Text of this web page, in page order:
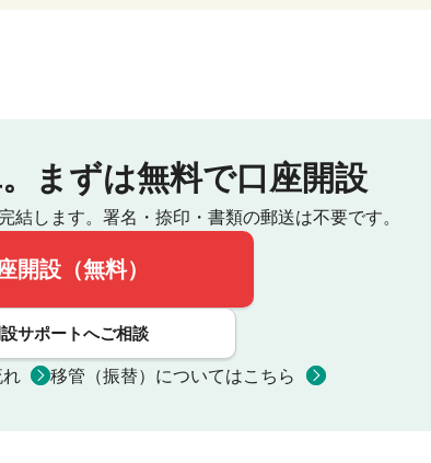
まずは無料で口座開設
結します。 署名・捺印・書類の郵送は不要です。
開設（無料）
サポートへご相談
移管（振替）についてはこちら